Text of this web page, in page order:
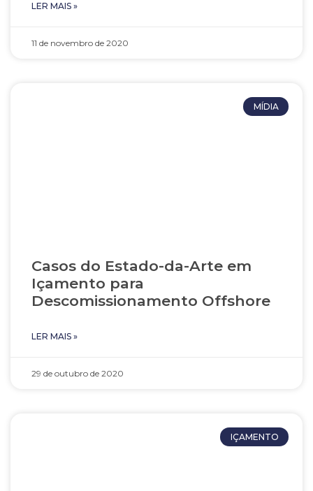
LER MAIS »
11 de novembro de 2020
MÍDIA
Casos do Estado-da-Arte em
Içamento para
Descomissionamento Offshore
LER MAIS »
29 de outubro de 2020
IÇAMENTO